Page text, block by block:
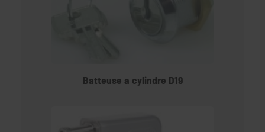
Batteuse a cylindre D19